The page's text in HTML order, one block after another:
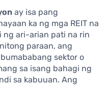
ay isa pang
ka ng mga REIT na
ng ari-arian pati na rin
paraan, ang
sektor o
sa isang bahagi ng
sa kabuuan. Ang